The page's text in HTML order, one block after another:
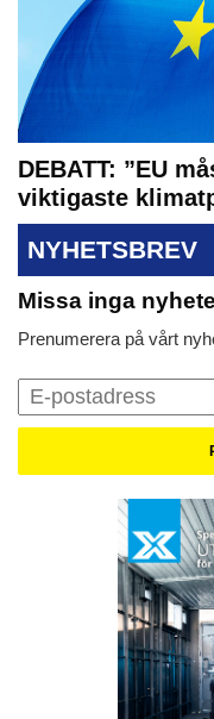
DEBATT: ”EU
viktigaste
NYHETSBREV
Missa inga
Prenumerera på vårt